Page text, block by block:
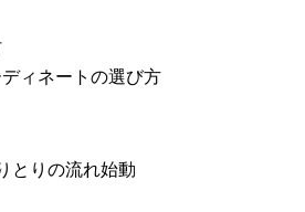
ィネートの選び方
とりの流れ始動